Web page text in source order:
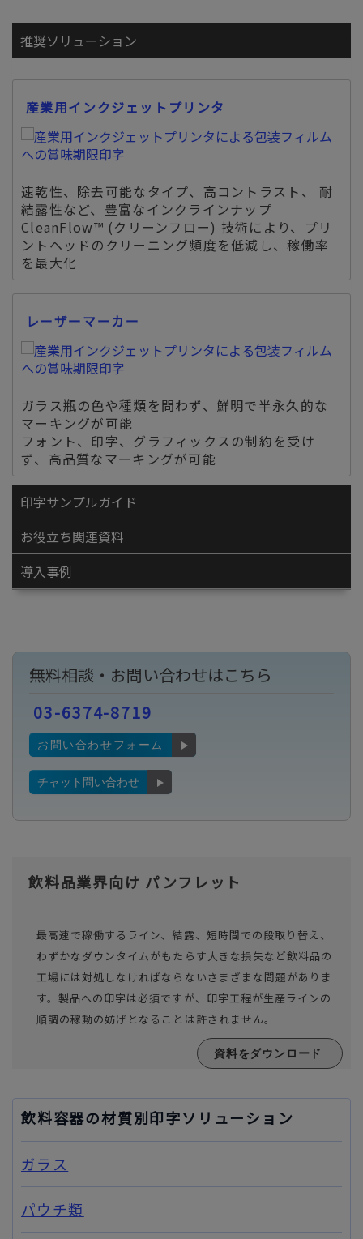
推奨ソリューション
産業用インクジェットプリンタ
速乾性、除去可能なタイプ、高コントラスト、 耐
結露性など、豊富なインクラインナップ
CleanFlow™️ (クリーンフロー) 技術により、プリ
ントヘッドのクリーニング頻度を低減し、稼働率
を最大化
レーザーマーカー
ガラス瓶の色や種類を問わず、鮮明で半永久的な
マーキングが可能
フォント、印字、グラフィックスの制約を受け
ず、高品質なマーキングが可能
印字サンプルガイド
お役立ち関連資料
導入事例
無料相談・お問い合わせはこちら
03-6374-8719
お問い合わせフォーム
チャット問い合わせ
飲料品業界向け パンフレット
最高速で稼働するライン、結露、短時間での段取り替え、
わずかなダウンタイムがもたらす大きな損失など飲料品の
工場には対処しなければならないさまざまな問題がありま
す。製品への印字は必須ですが、印字工程が生産ラインの
順調の稼動の妨げとなることは許されません。
資料をダウンロード
飲料容器の材質別印字ソリューション
ガラス
パウチ類